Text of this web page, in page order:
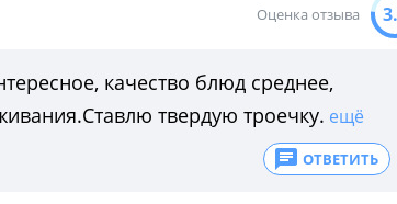
Оценка отзыва
качество блюд среднее,
твердую троечку. ещё
ОТВЕТИТЬ